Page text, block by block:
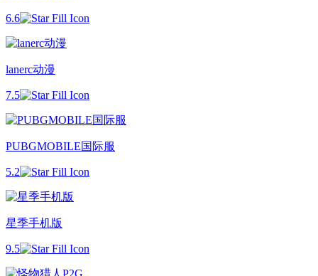
6.6
lanerc动漫
7.5
PUBGMOBILE国际服
5.2
星季手机版
9.5